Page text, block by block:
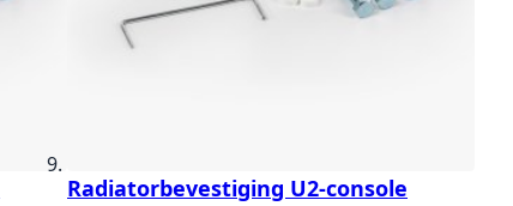
Radiatorbevestiging U2-console